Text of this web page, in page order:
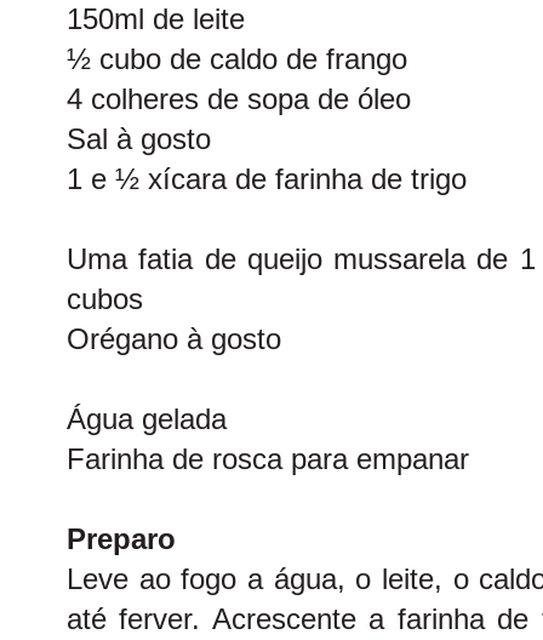
150ml de leite
½ cubo de caldo de frango
4 colheres de sopa de óleo
Sal à gosto
1 e ½ xícara de farinha de trigo
Uma fatia de queijo mussarela de
cubos
Orégano à gosto
Água gelada
Farinha de rosca para empanar
Preparo
Leve ao fogo a água, o leite, o
até ferver. Acrescente a farinha